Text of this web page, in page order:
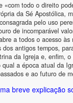
«com todo o direito
da Sé Apostólica,
pelo uso
de incomparável
a todos o acesso às
dos antigos tempos,
da Igreja e, enfim, o
a época atual da
e ao futuro de
breve explicação